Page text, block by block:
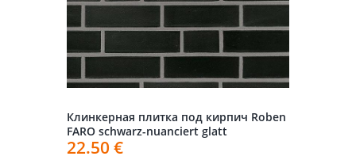
Клинкерная плитка под кирпич Roben
FARO schwarz-nuanciert glatt
22.50 €